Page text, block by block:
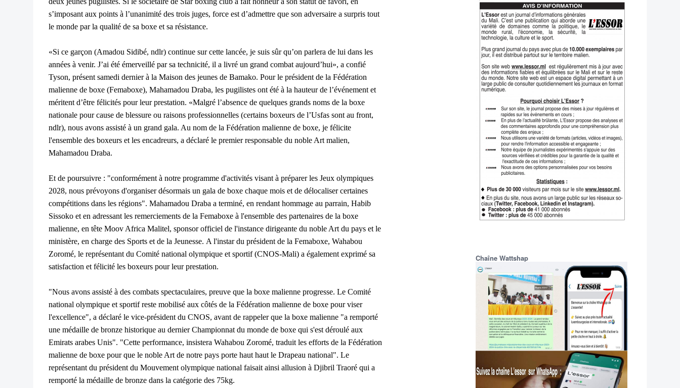
s’imposant aux points à l’unanimité des trois juges, force est d’admettre que son adversaire a surpris tout
le monde par la qualité de sa boxe et sa résistance.
«Si ce garçon (Amadou Sidibé, ndlr) continue sur cette lancée, je suis sûr qu’on parlera de lui dans les
années à venir. J’ai été émerveillé par sa technicité, il a livré un grand combat aujourd’hui», a confié
Tyson, présent samedi dernier à la Maison des jeunes de Bamako. Pour le président de la Fédération
malienne de boxe (Femaboxe), Mahamadou Draba, les pugilistes ont été à la hauteur de l’événement et
méritent d’être félicités pour leur prestation. «Malgré l’absence de quelques grands noms de la boxe
nationale pour cause de blessure ou raisons professionnelles (certains boxeurs de l’Usfas sont au front,
ndlr), nous avons assisté à un grand gala. Au nom de la Fédération malienne de boxe, je félicite
l'ensemble des boxeurs et les encadreurs, a déclaré le premier responsable du noble Art malien,
Mahamadou Draba.
Et de poursuivre : "conformément à notre programme d'activités visant à préparer les Jeux olympiques
2028, nous prévoyons d'organiser désormais un gala de boxe chaque mois et de délocaliser certaines
compétitions dans les régions". Mahamadou Draba a terminé, en rendant hommage au parrain, Habib
Sissoko et en adressant les remerciements de la Femaboxe à l'ensemble des partenaires de la boxe
malienne, en tête Moov Africa Malitel, sponsor officiel de l'instance dirigeante du noble Art du pays et le
ministère, en charge des Sports et de la Jeunesse. A l'instar du président de la Femaboxe, Wahabou
Zoromé, le représentant du Comité national olympique et sportif (CNOS-Mali) a également exprimé sa
satisfaction et félicité les boxeurs pour leur prestation.
"Nous avons assisté à des combats spectaculaires, preuve que la boxe malienne progresse. Le Comité
national olympique et sportif reste mobilisé aux côtés de la Fédération malienne de boxe pour viser
l'excellence", a déclaré le vice-président du CNOS, avant de rappeler que la boxe malienne "a remporté
une médaille de bronze historique au dernier Championnat du monde de boxe qui s'est déroulé aux
Emirats arabes Unis". "Cette performance, insistera Wahabou Zoromé, traduit les efforts de la Fédération
malienne de boxe pour que le noble Art de notre pays porte haut haut le Drapeau national". Le
représentant du président du Mouvement olympique national faisait ainsi allusion à Djibril Traoré qui a
remporté la médaille de bronze dans la catégorie des 75kg.
Chaîne Wattshap